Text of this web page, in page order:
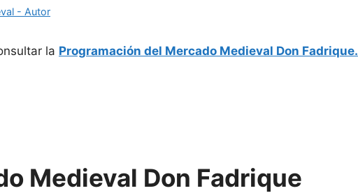
- Autor
la Programación del Mercado Medieval Don Fadrique.
Medieval Don Fadrique